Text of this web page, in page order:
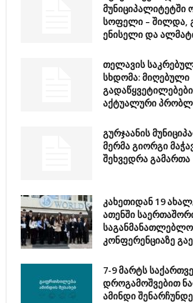
მუნიციპალიტეტში
სოფელი – შილდა,
ენისელი და
თელავის
სხდომა: მიღებული
აქტუალური
გურჯაანის
მერმა გიორგი
შეხვედრა გამართა
კახეთიდან 19
ათენში
საგანმანათლებლო
კონფერენციაზე
7-9 მარტს
დროგამოშვებით
ამინდი